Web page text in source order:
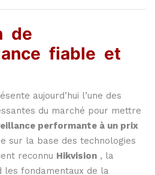
de
fiable et
aujourd’hui l’une des
du marché pour mettre
performante à un prix
sur la base des technologies
reconnu Hikvision , la
les fondamentaux de la